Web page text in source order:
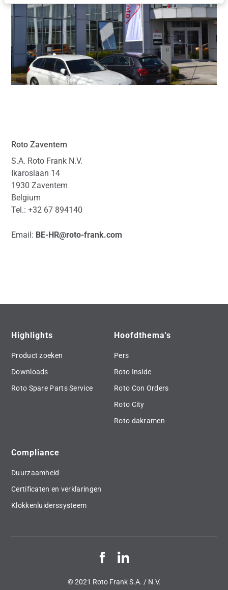
Roto Zaventem
S.A. Roto Frank N.V.
Ikaroslaan 14
1930 Zaventem
Belgium
Tel.: +32 67 894140
Email: BE-HR@roto-frank.com
Highlights
Product zoeken
Downloads
Roto Spare Parts Service
Hoofdthema's
Pers
Roto Inside
Roto Con Orders
Roto City
Roto dakramen
Compliance
Duurzaamheid
Certificaten en verklaringen
Klokkenluiderssysteem
© 2021 Roto Frank S.A. / N.V.